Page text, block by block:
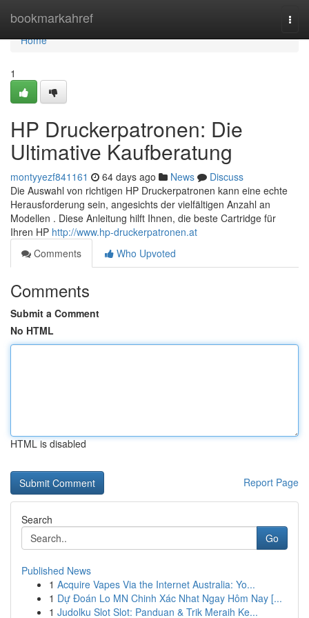
bookmarkahref
Home
Home
1
HP Druckerpatronen: Die
Ultimative Kaufberatung
montyyezf841161 64 days ago News
Discuss
Die Auswahl von richtigen HP Druckerpatronen kann eine echte
Herausforderung sein, angesichts der vielfältigen Anzahl an
Modellen . Diese Anleitung hilft Ihnen, die beste Cartridge für
Ihren HP http://www.hp-druckerpatronen.at
Comments
Who Upvoted
Comments
Submit a Comment
No HTML
HTML is disabled
Report Page
Search
Go
Published News
1 Acquire Vapes Via the Internet Australia: Yo...
1 Dự Đoán Lo MN Chinh Xác Nhat Ngay Hôm Nay [...
1 Judolku Slot Slot: Panduan & Trik Meraih Ke...